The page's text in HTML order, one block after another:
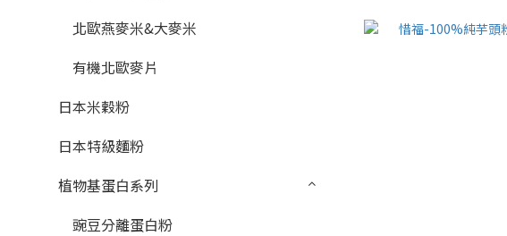
北歐燕麥米&大麥米
有機北歐麥片
日本米穀粉
日本特級麵粉
植物基蛋白系列
豌豆分離蛋白粉